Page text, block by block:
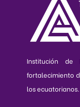
Institución de
fortalecimiento
los ecuatorianos.